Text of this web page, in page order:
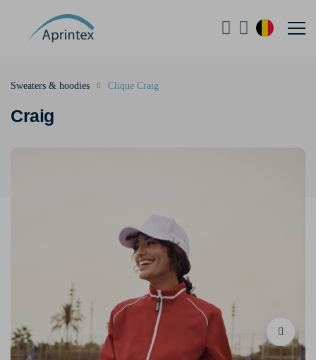
Craig
Sweaters & hoodies Clique Craig